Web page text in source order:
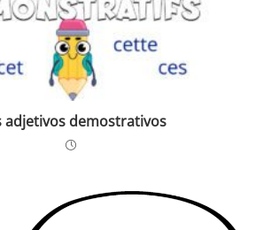
adjetivos demostrativos